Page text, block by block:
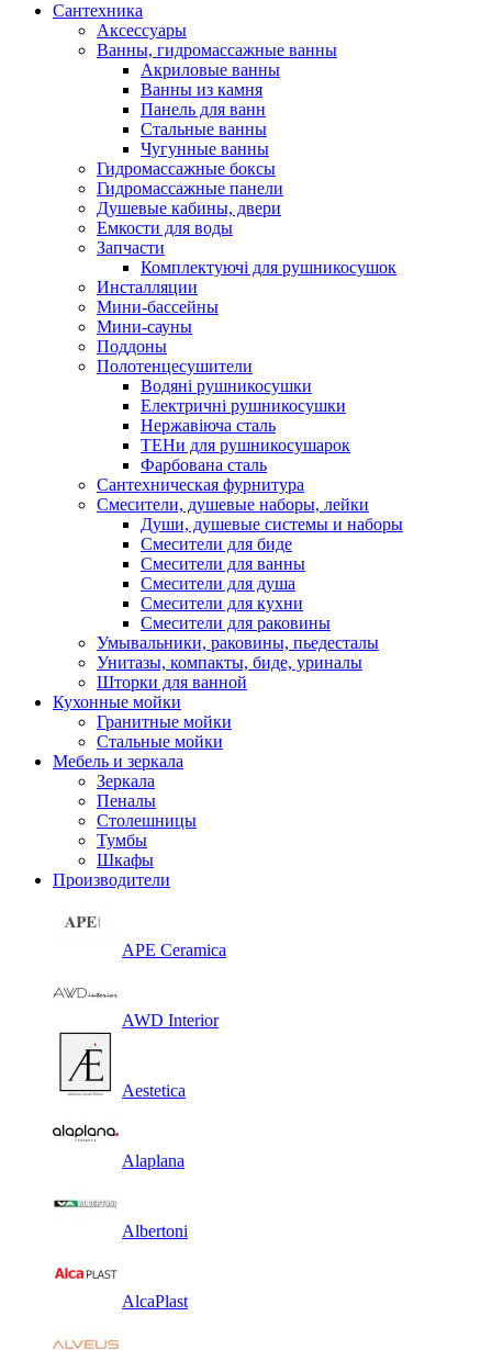
Сантехника
Аксессуары
Ванны, гидромассажные ванны
Акриловые ванны
Ванны из камня
Панель для ванн
Стальные ванны
Чугунные ванны
Гидромассажные боксы
Гидромассажные панели
Душевые кабины, двери
Емкости для воды
Запчасти
Комплектуючі для рушникосушок
Инсталляции
Мини-бассейны
Мини-сауны
Поддоны
Полотенцесушители
Водяні рушникосушки
Електричні рушникосушки
Нержавіюча сталь
ТЕНи для рушникосушарок
Фарбована сталь
Сантехническая фурнитура
Смесители, душевые наборы, лейки
Души, душевые системы и наборы
Смесители для биде
Смесители для ванны
Смесители для душа
Смесители для кухни
Смесители для раковины
Умывальники, раковины, пьедесталы
Унитазы, компакты, биде, уриналы
Шторки для ванной
Кухонные мойки
Гранитные мойки
Стальные мойки
Мебель и зеркала
Зеркала
Пеналы
Столешницы
Тумбы
Шкафы
Производители
APE Ceramica
AWD Interior
Aestetica
Alaplana
Albertoni
AlcaPlast